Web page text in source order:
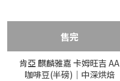
售完
肯亞 麒麟雅嘉 卡姆旺吉 AA
咖啡豆(半磅)｜中深烘焙